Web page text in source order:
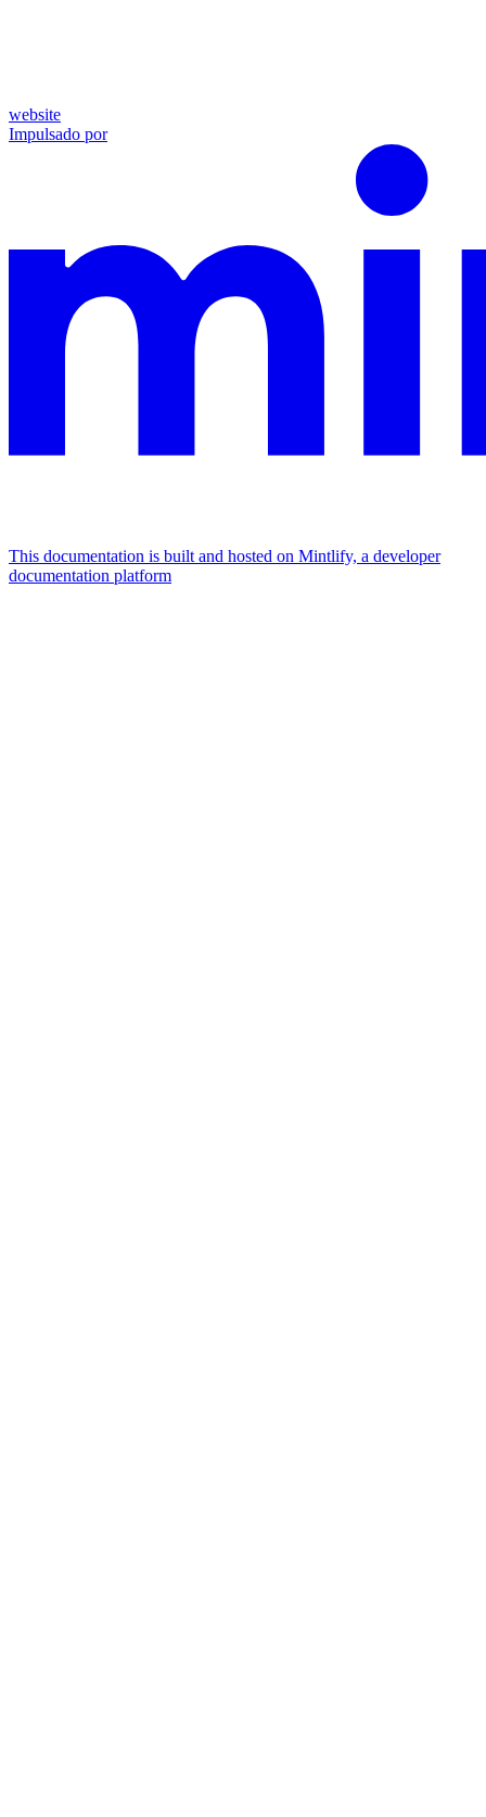
website
Impulsado por
This documentation is built and hosted on Mintlify, a developer
documentation platform